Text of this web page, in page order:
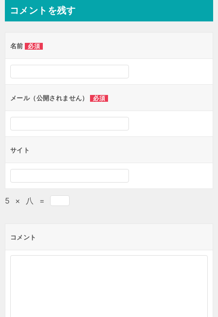
コメントを残す
名前 必須
メール（公開されません） 必須
サイト
5 × 八 =
コメント